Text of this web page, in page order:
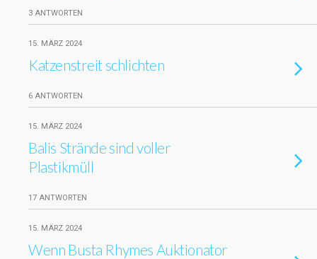
3 ANTWORTEN
15. MÄRZ 2024
Katzenstreit schlichten
6 ANTWORTEN
15. MÄRZ 2024
Balis Strände sind voller
Plastikmüll
17 ANTWORTEN
15. MÄRZ 2024
Wenn Busta Rhymes Auktionator